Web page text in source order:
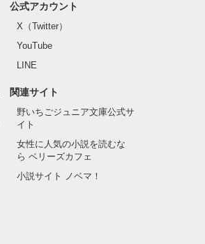
公式アカウント
X（Twitter）
YouTube
LINE
関連サイト
野いちごジュニア文庫公式サ
イト
女性に人気の小説を読むな
ら ベリーズカフェ
小説サイト ノベマ！